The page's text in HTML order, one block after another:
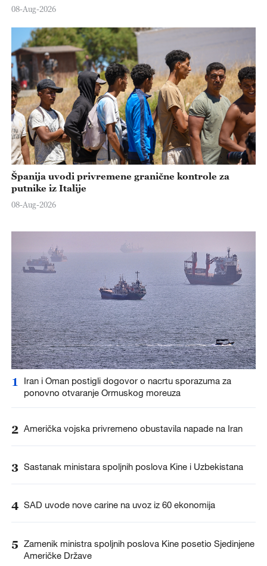
08-Aug-2026
Španija uvodi privremene granične kontrole za
putnike iz Italije
08-Aug-2026
1
Iran i Oman postigli dogovor o nacrtu sporazuma za
ponovno otvaranje Ormuskog moreuza
2 Američka vojska privremeno obustavila napade na Iran
3 Sastanak ministara spoljnih poslova Kine i Uzbekistana
4 SAD uvode nove carine na uvoz iz 60 ekonomija
5 Zamenik ministra spoljnih poslova Kine posetio Sjedinjene
Američke Države